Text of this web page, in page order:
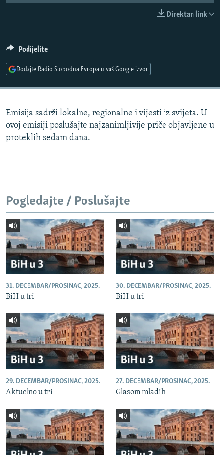
SPECIJALI RSE
VIŠE OD NASLOVA
TV LIBERTY
POST SCRIPTUM
NASTANAK I RASPAD JUGOSLAVIJE
PRATITE NAS
Sve RFE/RL stranice
Direktan link
Podijelite
Dodajte Radio Slobodna Evropa u vaš Google izvor
Emisija sadrži lokalne, regionalne i vijesti iz svijeta. U
ovoj emisiji poslušajte najzanimljivije priče objavljene u
proteklih sedam dana.
Pogledajte / Poslušajte
31. DECEMBAR/PROSINAC, 2025.
BiH u tri
30. DECEMBAR/PROSINAC, 2025.
BiH u tri
29. DECEMBAR/PROSINAC, 2025.
Aktuelno u tri
27. DECEMBAR/PROSINAC, 2025.
Glasom mladih